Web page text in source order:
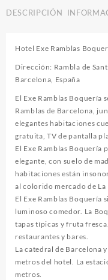
DESCRIPCIÓN
Hotel Exe Ramblas
Dirección: Rambla de
Barcelona, España
El Exe Ramblas Boquería
Ramblas de Barcelona,
elegantes habitaciones
gratuita, TV de pantalla
El Exe Ramblas Boquería
elegante, con suelo de
habitaciones están
al colorido mercado de La
El Exe Ramblas Boquería
luminoso comedor. La
tapas típicas y fruta
restaurantes y bares.
La catedral de Barcelona
metros del hotel. La
metros.